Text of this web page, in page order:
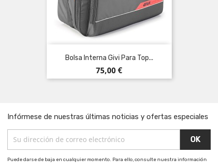
Bolsa Interna Givi Para Top...
Precio
75,00 €
Infórmese de nuestras últimas noticias y ofertas especiales
Puede darse de baja en cualquier momento. Para ello, consulte nuestra información